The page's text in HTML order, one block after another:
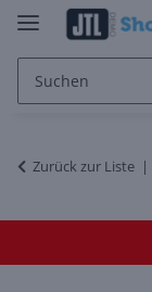
Zurück zur Liste